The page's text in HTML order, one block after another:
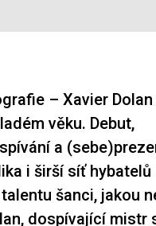
– Xavier
věku. Debut,
a
i širší síť
šanci, jakou
dospívající mistr